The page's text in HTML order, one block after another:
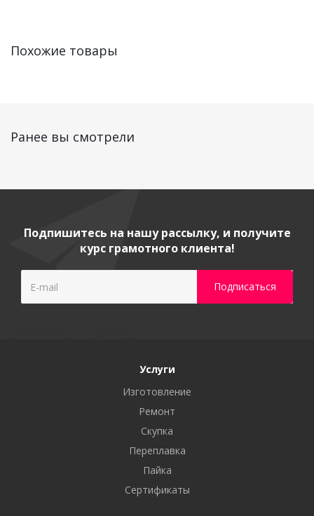
Похожие товары
Ранее вы смотрели
Подпишитесь на нашу рассылку, и получите
курс грамотного клиента!
Услуги
Изготовление
Ремонт
Скупка
Переплавка
Пайка
Сертификаты